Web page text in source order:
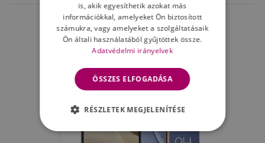
Ne felejtsd el
is, akik egyesíthetik azokat más
információkkal, amelyeket Ön biztosított
számukra, vagy amelyeket a szolgáltatásaik
Ön általi használatából gyűjtöttek össze.
Adatvédelmi irányelvek
ÖSSZES ELFOGADÁSA
RÉSZLETEK MEGJELENÍTÉSE